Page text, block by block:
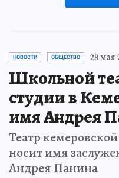
НОВОСТИ ОБЩЕСТВО 28 мая
Школьной
студии в
имя Андрея
Театр
носит имя
Андрея Панина